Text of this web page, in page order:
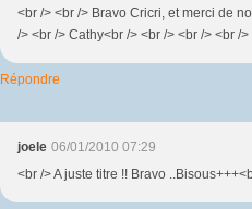
<br /> <br /> Bravo Cricri, et merci de
/> <br /> Cathy<br /> <br /> <br /> <br />
Répondre
joele 06/01/2010 07:29
<br /> A juste titre !! Bravo